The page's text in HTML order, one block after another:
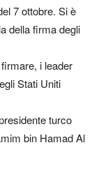
7 ottobre. Si è
della firma degli
i leader
Stati Uniti
turco
bin Hamad Al